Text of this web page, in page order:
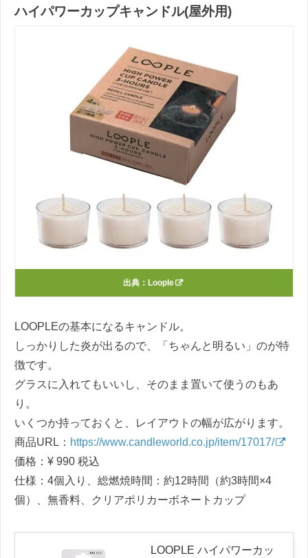
ハイパワーカップキャンドル(屋外用)
出典： Loople
LOOPLEの基本になるキャンドル。
しっかりした炎が出るので、「ちゃんと明るい」のが特
徴です。
グラスに入れてもいいし、そのまま置いて使うのもあ
り。
いくつか持っておくと、レイアウトの幅が広がります。
商品URL： https://www.candleworld.co.jp/item/17017/
価格：¥ 990 税込
仕様：4個入り、総燃焼時間：約12時間（約3時間×4
個）、無香料、クリアポリカーボネートカップ
LOOPLE ハイパワーカッ